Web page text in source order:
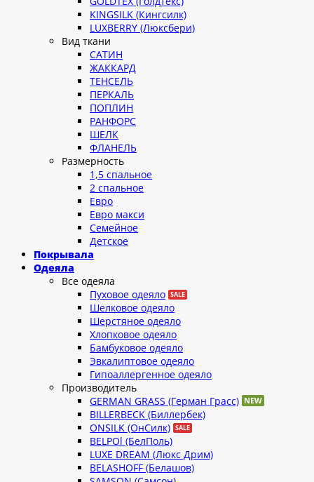
KINGSILK (Кингсилк)
LUXBERRY (Люксбери)
Вид ткани
САТИН
ЖАККАРД
ТЕНСЕЛЬ
ПЕРКАЛЬ
ПОПЛИН
РАНФОРС
ШЕЛК
ФЛАНЕЛЬ
Размерность
1,5 спальное
2 спальное
Евро
Евро макси
Семейное
Детское
Покрывала
Одеяла
Все одеяла
Пуховое одеяло
Шелковое одеяло
Шерстяное одеяло
Хлопковое одеяло
Бамбуковое одеяло
Эвкалиптовое одеяло
Гипоаллергенное одеяло
Производитель
GERMAN GRASS (Герман Грасс)
BILLERBECK (Биллербек)
ONSILK (ОнСилк)
BELPOl (БелПоль)
LUXE DREAM (Люкс Дрим)
BELASHOFF (Белашов)